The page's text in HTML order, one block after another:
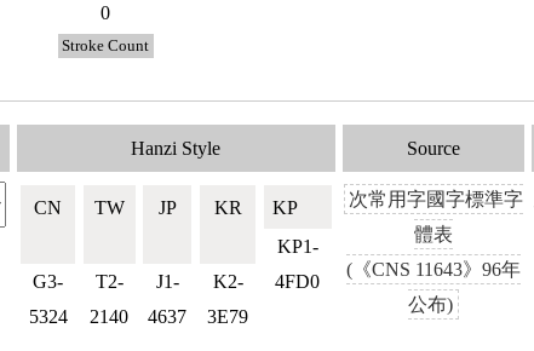
0
Stroke Count
Hanzi Style
CN
G3-
5324
TW
T2-
2140
JP
J1-
4637
KR
K2-
3E79
KP🇰🇵
KP1-
4FD0
Source
次常用字國字標準字
體表
(《CNS 11643》96年
公布)